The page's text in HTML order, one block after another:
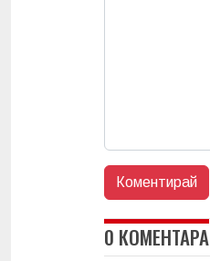
0 КОМЕНТАРА